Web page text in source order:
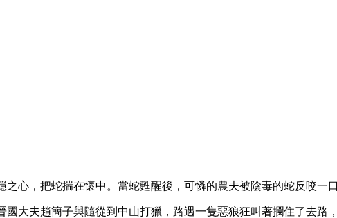
心，把蛇揣在懷中。當蛇甦醒後，可憐的農夫被陰毒的蛇反咬一
大夫趙簡子與隨從到中山打獵，路遇一隻惡狼狂叫著攔住了去路